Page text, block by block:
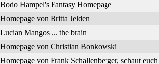
Bodo Hampel's Fantasy Homepage
Homepage von Britta Jelden
Lucian Mangos ... the brain
Homepage von Christian Bonkowski
Homepage von Frank Schallenberger, schaut